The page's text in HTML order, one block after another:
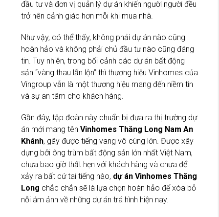
đầu tư và đơn vị quản lý dự án khiến người người đều
trở nên cảnh giác hơn mỗi khi mua nhà.
Như vậy, có thể thấy, không phải dự án nào cũng
hoàn hảo và không phải chủ đầu tư nào cũng đáng
tin. Tuy nhiên, trong bối cảnh các dự án bất động
sản “vàng thau lẫn lộn” thì thương hiệu Vinhomes của
Vingroup vẫn là một thương hiệu mang đến niềm tin
và sự an tâm cho khách hàng.
Gần đây, tập đoàn này chuẩn bị đưa ra thị trường dự
án mới mang tên Vinhomes Thăng Long Nam An
Khánh, gây được tiếng vang vô cùng lớn. Được xây
dựng bởi ông trùm bất động sản lớn nhất Việt Nam,
chưa bao giờ thất hẹn với khách hàng và chưa để
xảy ra bất cứ tai tiếng nào, dự án Vinhomes Thăng
Long chắc chắn sẽ là lựa chọn hoàn hảo để xóa bỏ
nỗi ám ảnh về những dự án trá hình hiện nay.